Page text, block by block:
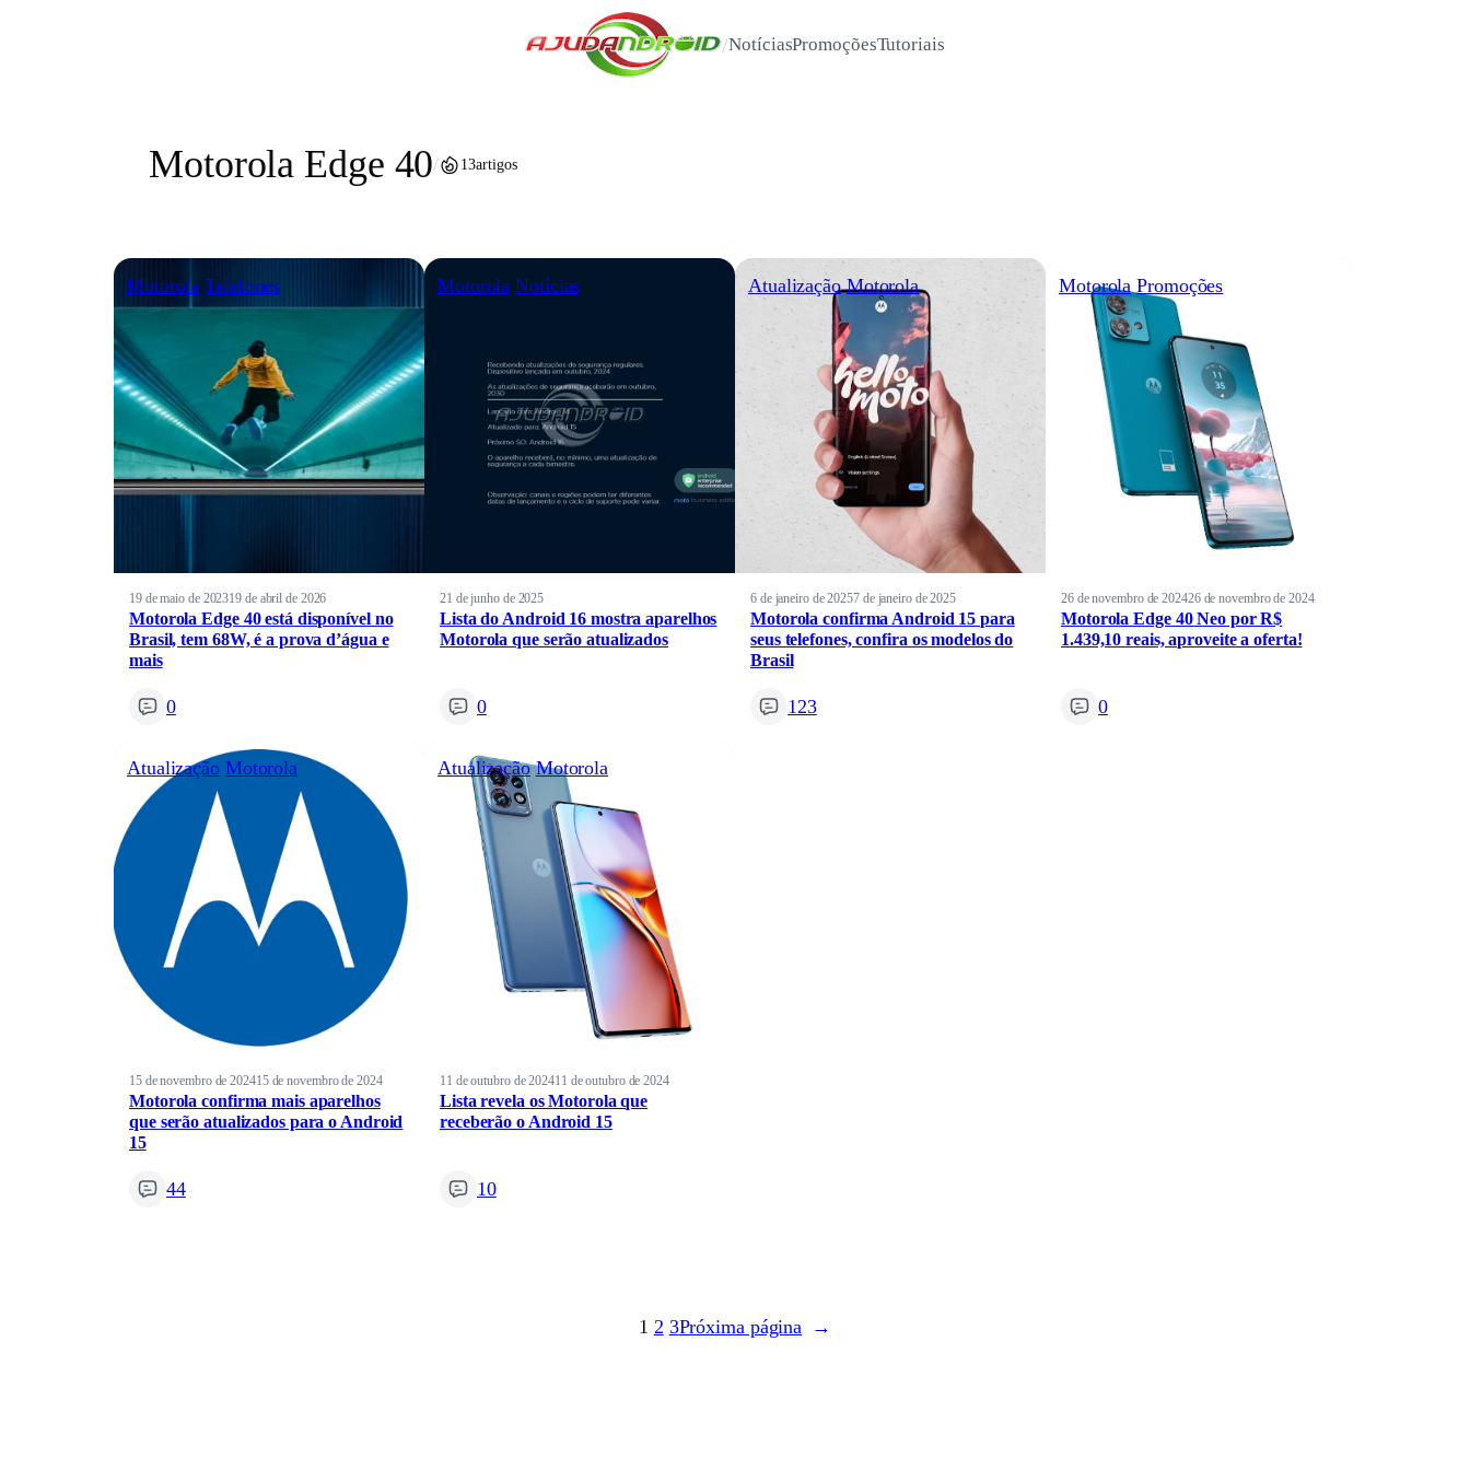
/NotíciasPromoçõesTutoriais
Motorola Edge 40/ 13artigos
Motorola Telefones
19 de maio de 202319 de abril de 2026
Motorola Edge 40 está disponível no
Brasil, tem 68W, é a prova d’água e
mais
0
Motorola Notícias
21 de junho de 2025
Lista do Android 16 mostra aparelhos
Motorola que serão atualizados
0
Atualização Motorola
6 de janeiro de 20257 de janeiro de 2025
Motorola confirma Android 15 para
seus telefones, confira os modelos do
Brasil
123
Motorola Promoções
26 de novembro de 202426 de novembro de 2024
Motorola Edge 40 Neo por R$
1.439,10 reais, aproveite a oferta!
0
Atualização Motorola
15 de novembro de 202415 de novembro de 2024
Motorola confirma mais aparelhos
que serão atualizados para o Android
15
44
Atualização Motorola
11 de outubro de 202411 de outubro de 2024
Lista revela os Motorola que
receberão o Android 15
10
1 2 3Próxima página →